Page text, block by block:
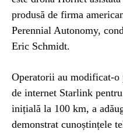
produsă de firma
Perennial Autonomy,
Eric Schmidt.
Operatorii au modificat-o
de internet Starlink
inițială la 100 km, a
demonstrat cunoștințele